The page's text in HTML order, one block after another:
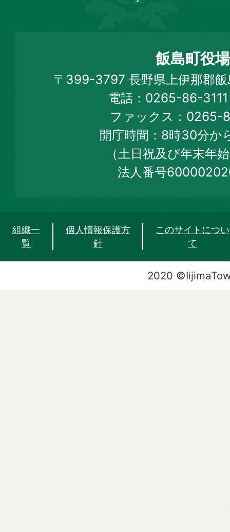
Town
Official
Web
Site
飯島町役場
〒399-3797 長野県上伊那郡
電話：0265-86-
ファックス：0265-
開庁時間：8時30分か
（土日祝及び年末年
法人番号
組織一
覧
個人情報保護方
針
このサイトについ
て
2020